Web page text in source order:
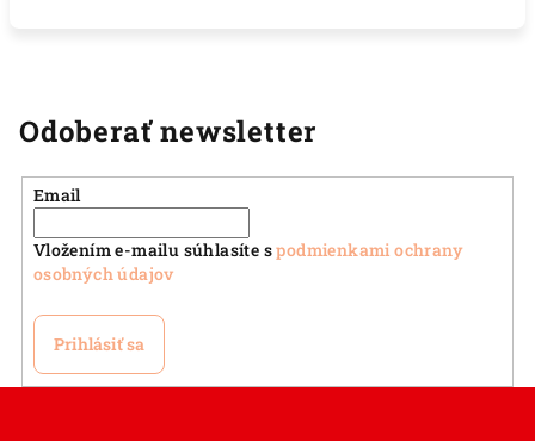
Odoberať newsletter
Email
Vložením e-mailu súhlasíte spodmienkami ochrany
osobných údajov
Prihlásiť sa